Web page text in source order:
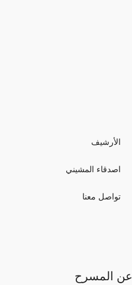
الأرشيف
اصدقاء المشيني
تواصل معنا
عن المسرح